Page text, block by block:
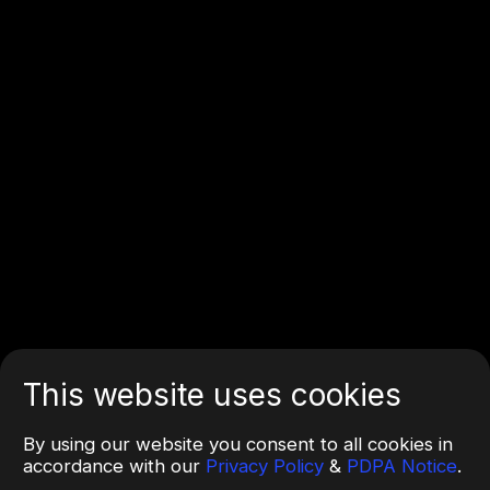
This website uses cookies
By using our website you consent to all cookies in
accordance with our Privacy Policy & PDPA Notice.